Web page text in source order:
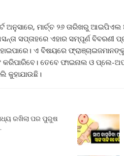
ଅନୁସାରେ, ମାର୍ଚ୍ଚ ୨୬ ତାରିଖରୁ
ସପ୍ତାହରେ ଏହାର ସମ୍ପୂର୍ଣ ବିବରଣୀ
ଏ ବିଷୟରେ
ତେବେ ଫାଇନାଲ ଓ ପ୍ଲେ-
କୁହାଯାଉଛି।
ରଖିଲା ପର ପୁରୁଷ